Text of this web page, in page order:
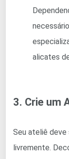
alicates
3. Crie um
Seu ateliê deve
livremente.